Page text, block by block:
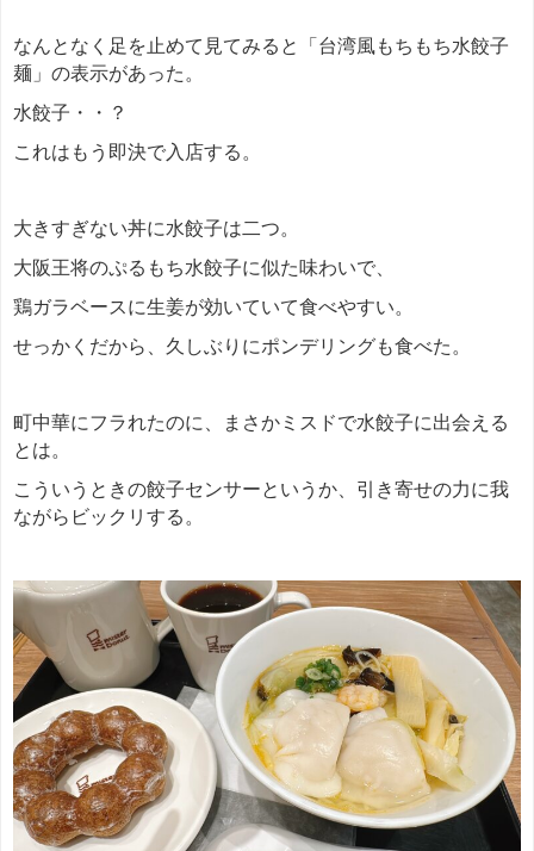
なんとなく足を止めて見てみると「台湾風もちもち水餃子
麺」の表示があった。
水餃子・・？
これはもう即決で入店する。
大きすぎない丼に水餃子は二つ。
大阪王将のぷるもち水餃子に似た味わいで、
鶏ガラベースに生姜が効いていて食べやすい。
せっかくだから、久しぶりにポンデリングも食べた。
町中華にフラれたのに、まさかミスドで水餃子に出会える
とは。
こういうときの餃子センサーというか、引き寄せの力に我
ながらビックリする。